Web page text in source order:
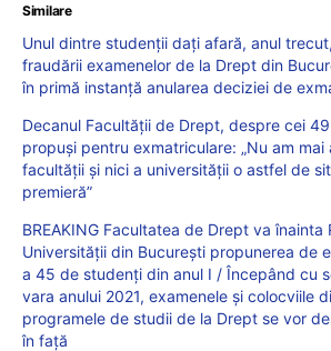
Similare
Unul dintre studenții dați afară, anul
fraudării examenelor de la Drept din
în primă instanță anularea deciziei de
Decanul Facultății de Drept, despre cei
propuși pentru exmatriculare: „Nu am mai
facultății și nici a universității o astfel de
premieră”
BREAKING Facultatea de Drept va înainta
Universității din București propunerea de
a 45 de studenți din anul I / Începând cu
vara anului 2021, examenele și colocviile
programele de studii de la Drept se vor
în față